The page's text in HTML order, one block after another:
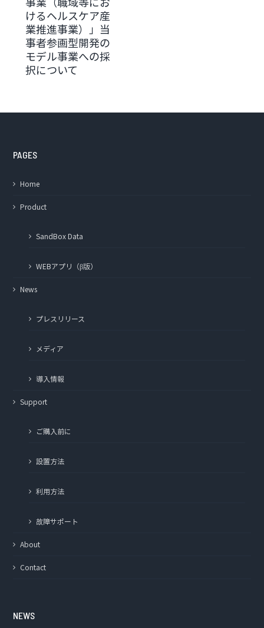
けるヘルスケア産
業推進事業）」当
事者参画型開発の
モデル事業への採
択について
PAGES
Home
Product
SandBox Data
WEBアプリ（β版）
News
プレスリリース
メディア
導入情報
Support
ご購入前に
設置方法
利用方法
故障サポート
About
Contact
NEWS